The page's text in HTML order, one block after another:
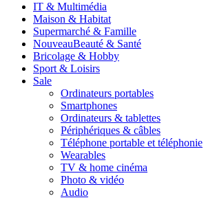
IT & Multimédia
Maison & Habitat
Supermarché & Famille
NouveauBeauté & Santé
Bricolage & Hobby
Sport & Loisirs
Sale
Ordinateurs portables
Smartphones
Ordinateurs & tablettes
Périphériques & câbles
Téléphone portable et téléphonie
Wearables
TV & home cinéma
Photo & vidéo
Audio